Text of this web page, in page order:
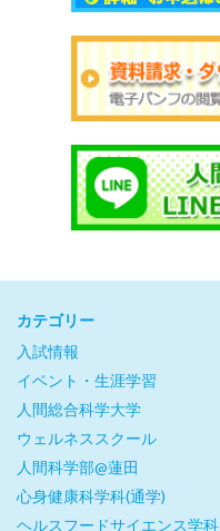
カテゴリー
入試情報
イベント・生涯学習
人間総合科学大学
ウェルネススクール
人間科学部@蓮田
心身健康科学科(通学)
ヘルスフードサイエンス学科